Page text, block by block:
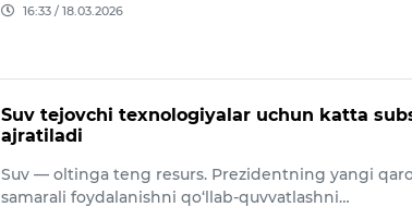
16:33 / 18.03.2026
Suv tejovchi texnologiyalar uchun katta
ajratiladi
Suv — oltinga teng resurs. Prezidentning yangi
samarali foydalanishni qo‘llab-quvvatlashni…